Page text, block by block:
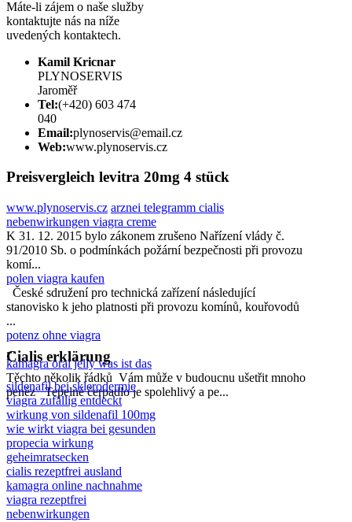
Máte-li zájem o naše služby
kontaktujte nás na níže
uvedených kontaktech.
Kamil Kricnar
PLYNOSERVIS
Jaroměř
Tel:(+420) 603 474
040
Email:plynoservis@email.cz
Web:www.plynoservis.cz
Preisvergleich levitra 20mg 4 stück
www.plynoservis.cz arznei telegramm cialis
nebenwirkungen viagra creme
K 31. 12. 2015 bylo zákonem zrušeno Nařízení vlády č.
91/2010 Sb. o podmínkách požární bezpečnosti při provozu
komí...
polen viagra kaufen
České sdružení pro technická zařízení následující
stanovisko k jeho platnosti při provozu komínů, kouřovodů
...
potenz ohne viagra
...
kamagra oral jelly was ist das
Těchto několik řádků Vám může v budoucnu ušetřit mnoho
peněz Tepelné čerpadlo je spolehlivý a pe...
Cialis erklärung
sildenafil bei sklerodermie
viagra zufällig entdeckt
wirkung von sildenafil 100mg
wie wirkt viagra bei gesunden
propecia wirkung
geheimratsecken
cialis rezeptfrei ausland
kamagra online nachnahme
viagra rezeptfrei
nebenwirkungen